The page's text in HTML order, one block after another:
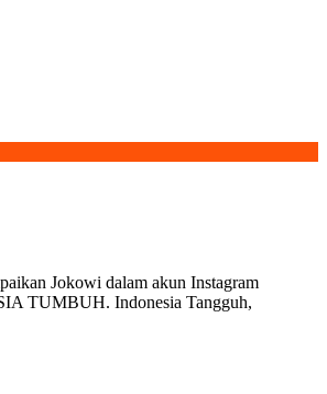
Jokowi dalam akun Instagram
TUMBUH. Indonesia Tangguh,